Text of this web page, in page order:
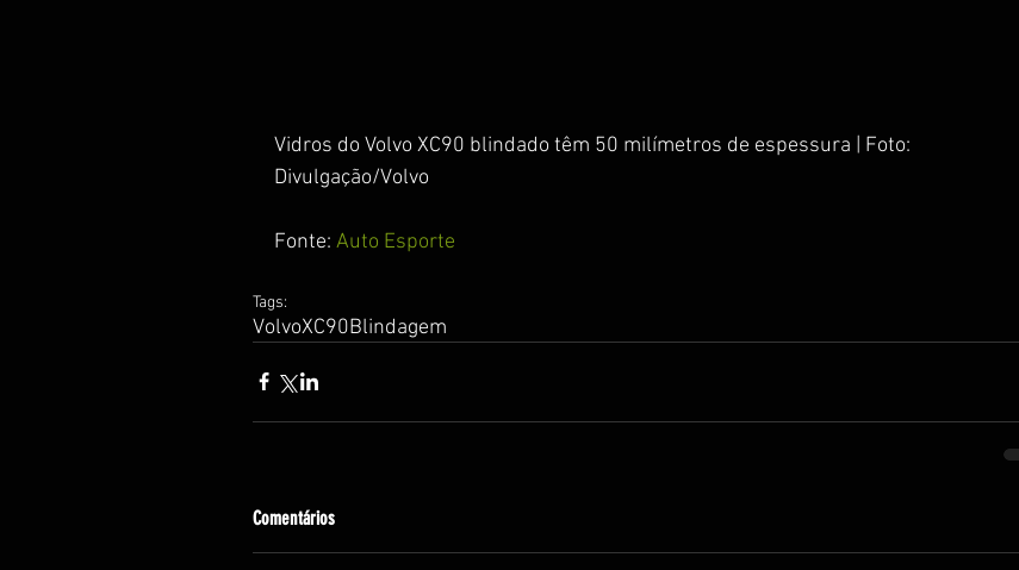
Vidros do Volvo XC90 blindado têm 50 milímetros de espessura | Foto:
Divulgação/Volvo
Fonte: Auto Esporte
Tags:
VolvoXC90Blindagem
Comentários